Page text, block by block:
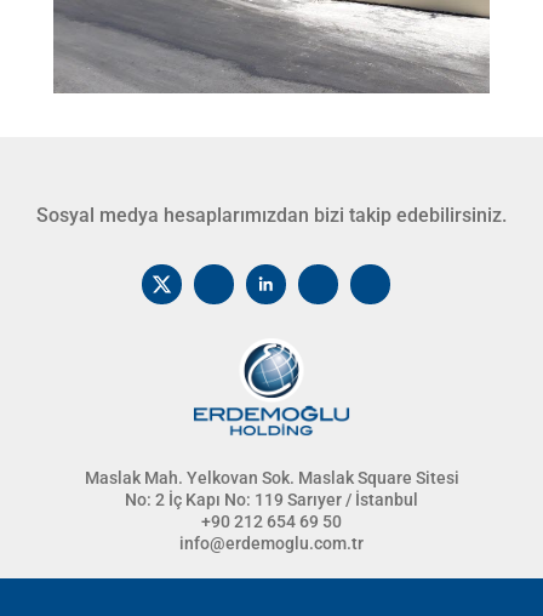
Sosyal medya hesaplarımızdan bizi takip edebilirsiniz.
Maslak Mah. Yelkovan Sok. Maslak Square Sitesi
No: 2 İç Kapı No: 119 Sarıyer / İstanbul
+90 212 654 69 50
info@erdemoglu.com.tr